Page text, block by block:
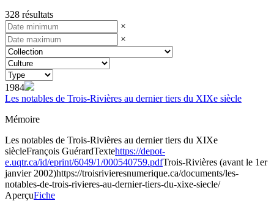
328 résultats
×
×
1984
Les notables de Trois-Rivières au dernier tiers du XIXe siècle
Mémoire
Les notables de Trois-Rivières au dernier tiers du XIXe
siècleFrançois GuérardTextehttps://depot-
e.uqtr.ca/id/eprint/6049/1/000540759.pdfTrois-Rivières (avant le 1er
janvier 2002)https://troisrivieresnumerique.ca/documents/les-
notables-de-trois-rivieres-au-dernier-tiers-du-xixe-siecle/
AperçuFiche